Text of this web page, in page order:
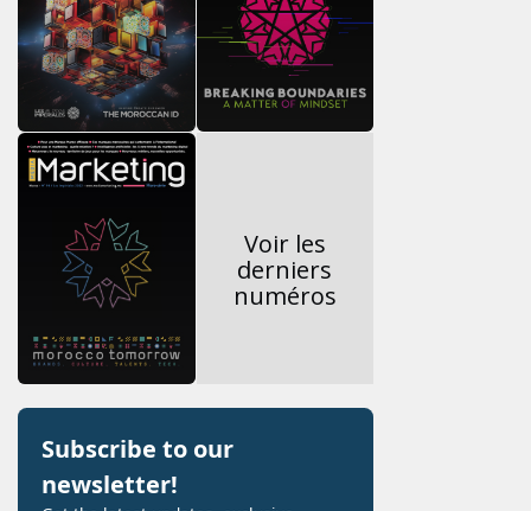
Voir les
derniers
numéros